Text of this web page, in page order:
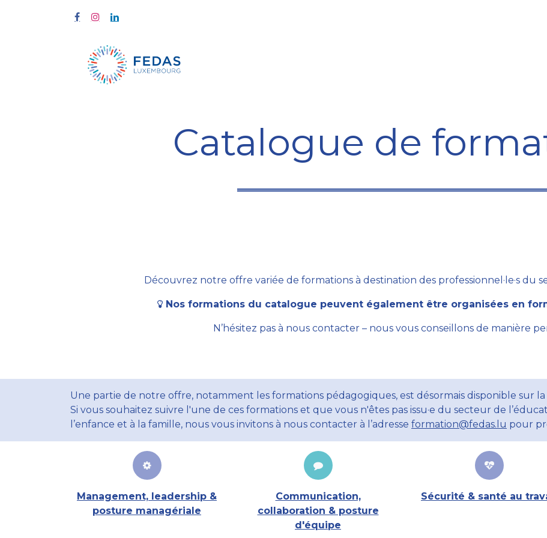
Catalogue de
Découvrez notre offre variée de formations à destination des professionnel·le·s du
Nos formations du catalogue peuvent également être organisées en
N’hésitez pas à nous contacter – nous vous conseillons de manière
Une partie de notre offre, notamment les formations pédagogiques, est désormais disponible sur la
Si vous souhaitez suivre l'une de ces formations et que vous n'êtes pas issu·e du secteur de
l’enfance et à la famille, nous vous invitons à nous contacter à l’adresse formation@fedas.lu pour
Management, leadership &
posture managériale
Communication,
collaboration & posture
d'équipe
Sécurité & santé au